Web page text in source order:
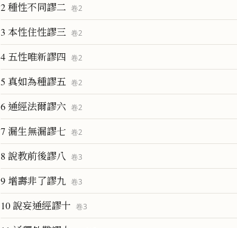
2 種性不同謬二 卷2
3 本性住性謬三 卷2
4 五性唯新謬四 卷2
5 真如為種謬五 卷2
6 通經法爾謬六 卷2
7 漏生無漏謬七 卷2
8 說教前後謬八 卷3
9 增壽非了謬九 卷3
10 說妄通經謬十 卷3